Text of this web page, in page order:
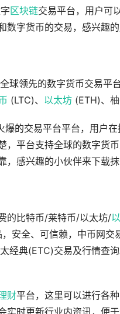
区块链交易平台，用户可
数字货币的交易，感兴趣
球领先的数字货币交易平
(LTC)、 以太坊 (ETH)、
的交易平台平台，用户
，平台支持全球的数字货
，感兴趣的小伙伴来下载
的比特币/莱特币/以太坊/
安全、可信赖，中币网
经典(ETC)交易及行情查
财平台，这里可以进行各